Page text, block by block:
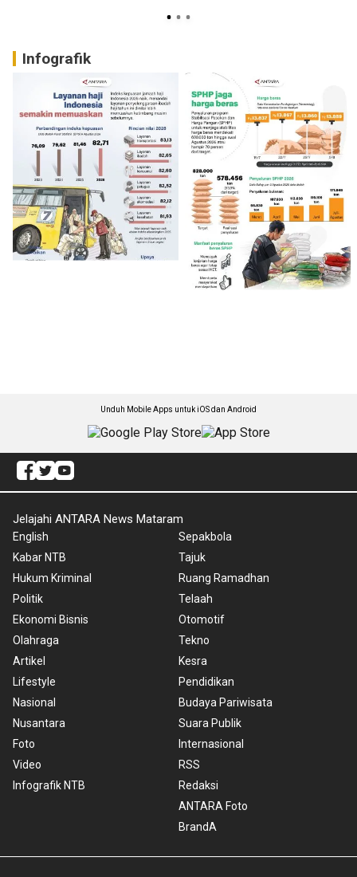
Infografik
Unduh Mobile Apps untuk iOS dan Android
Jelajahi ANTARA News Mataram
English
Kabar NTB
Hukum Kriminal
Politik
Ekonomi Bisnis
Olahraga
Artikel
Lifestyle
Nasional
Nusantara
Foto
Video
Infografik NTB
Sepakbola
Tajuk
Ruang Ramadhan
Telaah
Otomotif
Tekno
Kesra
Pendidikan
Budaya Pariwisata
Suara Publik
Internasional
RSS
Redaksi
ANTARA Foto
BrandA